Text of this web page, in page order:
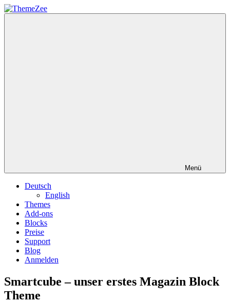
Zum
Inhalt
ThemeZee
Menü
Deutsch
English
Themes
Add-ons
Blocks
Preise
Support
Blog
Anmelden
Smartcube – unser erstes Magazin Block
Theme